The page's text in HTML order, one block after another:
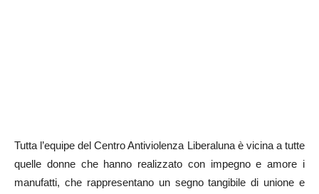
Tutta l’equipe del Centro Antiviolenza Liberaluna è vicina a tutte
quelle donne che hanno realizzato con impegno e amore i
manufatti, che rappresentano un segno tangibile di unione e